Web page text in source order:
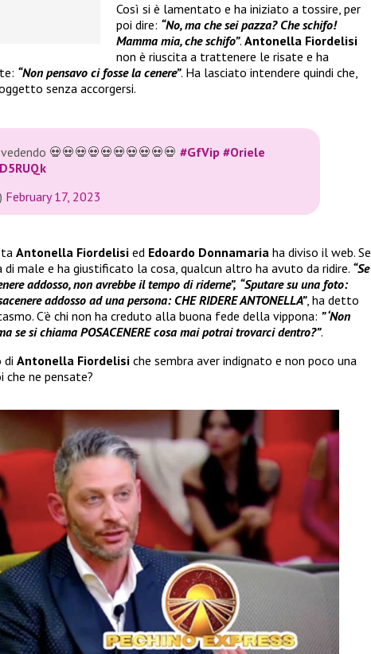
Così si è lamentato e ha iniziato a tossire, per
poi dire: “No, ma che sei pazza? Che schifo!
Mamma mia, che schifo”. Antonella Fiordelisi
non è riuscita a trattenere le risate e ha
“Non pensavo ci fosse la cenere”. Ha lasciato intendere quindi che,
senza accorgersi.
💀💀💀💀💀💀💀💀💀💀 #GfVip #Oriele
February 17, 2023
Antonella Fiordelisi ed Edoardo Donnamaria ha diviso il web. Se
di male e ha giustificato la cosa, qualcun altro ha avuto da ridire. “Se
addosso, non avrebbe il tempo di riderne”, “Sputare su una foto:
addosso ad una persona: CHE RIDERE ANTONELLA”, ha detto
C’è chi non ha creduto alla buona fede della vippona: ” ‘Non
se si chiama POSACENERE cosa mai potrai trovarci dentro?”.
di Antonella Fiordelisi che sembra aver indignato e non poco una
ne pensate?